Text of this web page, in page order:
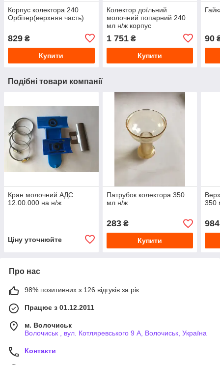
Корпус колектора 240
Орбітер(верхняя часть)
829 ₴
Купити
Колектор доїльний
молочний попарний 240
мл н/ж корпус
1 751₴
Купити
90
Подібні товари компанії
Кран молочний АДС
12.00.000 на н/ж
Ціну уточнюйте
Патрубок колектора 350
мл н/ж
283₴
Купити
350
984
Про нас
98% позитивних з 126 відгуків за рік
Працює з 01.12.2011
м. Волочиськ
Волочиськ , вул. Котляревського 9 А, Волочиськ, Україна
Контакти